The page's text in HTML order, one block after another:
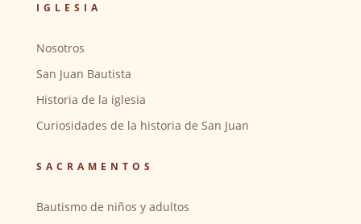
IGLESIA
Nosotros
San Juan Bautista
Historia de la iglesia
Curiosidades de la historia de San Juan
SACRAMENTOS
Bautismo de niños y adultos